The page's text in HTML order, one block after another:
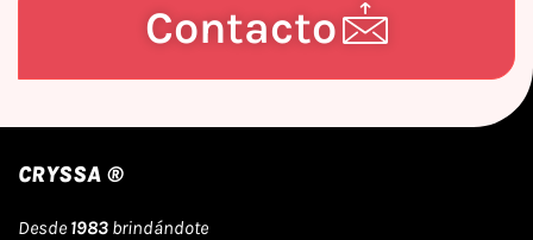
Contacto
CRYSSA ®
Desde 1983 brindándote